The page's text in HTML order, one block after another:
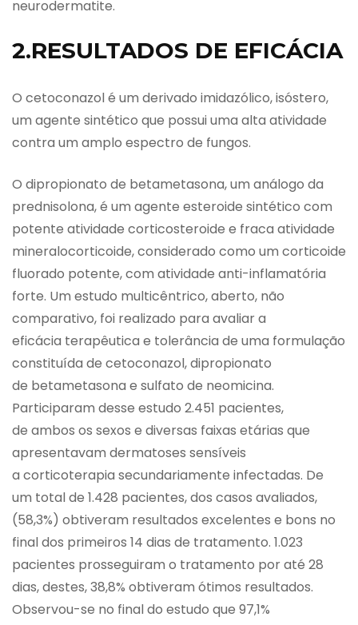
neurodermatite.
2.RESULTADOS DE EFICÁCIA
O cetoconazol é um derivado imidazólico, isóstero,
um agente sintético que possui uma alta atividade
contra um amplo espectro de fungos.
O dipropionato de betametasona, um análogo da
prednisolona, é um agente esteroide sintético com
potente atividade corticosteroide e fraca atividade
mineralocorticoide, considerado como um corticoide
fluorado potente, com atividade anti-inflamatória
forte. Um estudo multicêntrico, aberto, não
comparativo, foi realizado para avaliar a
eficácia terapêutica e tolerância de uma formulação
constituída de cetoconazol, dipropionato
de betametasona e sulfato de neomicina.
Participaram desse estudo 2.451 pacientes,
de ambos os sexos e diversas faixas etárias que
apresentavam dermatoses sensíveis
a corticoterapia secundariamente infectadas. De
um total de 1.428 pacientes, dos casos avaliados,
(58,3%) obtiveram resultados excelentes e bons no
final dos primeiros 14 dias de tratamento. 1.023
pacientes prosseguiram o tratamento por até 28
dias, destes, 38,8% obtiveram ótimos resultados.
Observou-se no final do estudo que 97,1%